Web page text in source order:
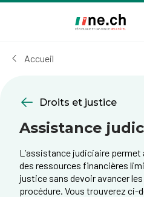
cookies
Accueil
Droits et justice
Assistance
L’assistance judiciaire
des ressources financières
justice sans devoir avancer
procédure. Vous trouverez ci-